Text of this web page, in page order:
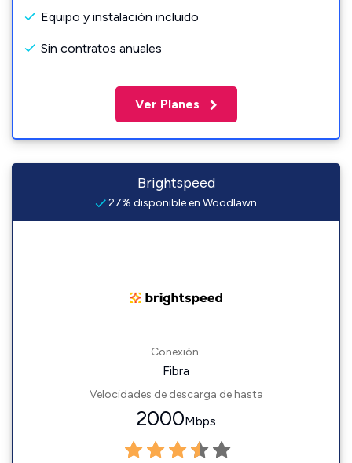
Equipo y instalación incluido
Sin contratos anuales
Ver Planes
Brightspeed
27% disponible en Woodlawn
Conexión:
Fibra
Velocidades de descarga de hasta
2000Mbps